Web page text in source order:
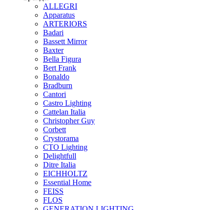
ALLEGRI
Apparatus
ARTERIORS
Badari
Bassett Mirror
Baxter
Bella Figura
Bert Frank
Bonaldo
Bradburn
Cantori
Castro Lighting
Cattelan Italia
Christopher Guy
Corbett
Crystorama
CTO Lighting
Delightfull
Ditre Italia
EICHHOLTZ
Essential Home
FEISS
FLOS